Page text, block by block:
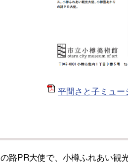
平間さと子ミュ
路PR大使で、小樽ふれあい観